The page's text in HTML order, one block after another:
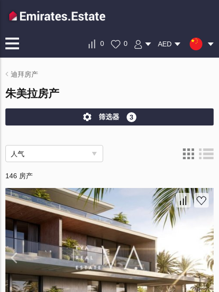
0 0 AED
迪拜房产
朱美拉房产
筛选器 3
人气
146 房产